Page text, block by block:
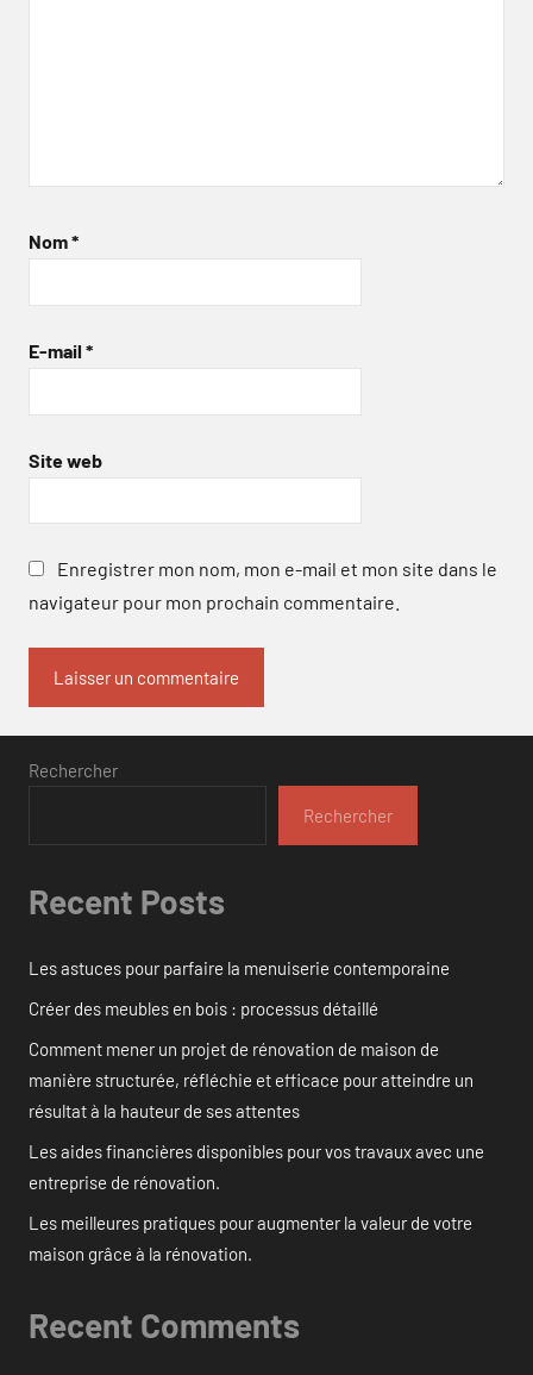
Nom*
E-mail *
Site web
Enregistrer mon nom, mon e-mail et mon site dans le
navigateur pour mon prochain commentaire.
Rechercher
Rechercher
Recent Posts
Les astuces pour parfaire la menuiserie contemporaine
Créer des meubles en bois : processus détaillé
Comment mener un projet de rénovation de maison de
manière structurée, réfléchie et efficace pour atteindre un
résultat à la hauteur de ses attentes
Les aides financières disponibles pour vos travaux avec une
entreprise de rénovation.
Les meilleures pratiques pour augmenter la valeur de votre
maison grâce à la rénovation.
Recent Comments